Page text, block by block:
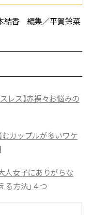
結香 編集／平賀鈴菜
レス】赤裸々お悩みの
カップルが多いワケ
人女子にありがちな
る方法」４つ